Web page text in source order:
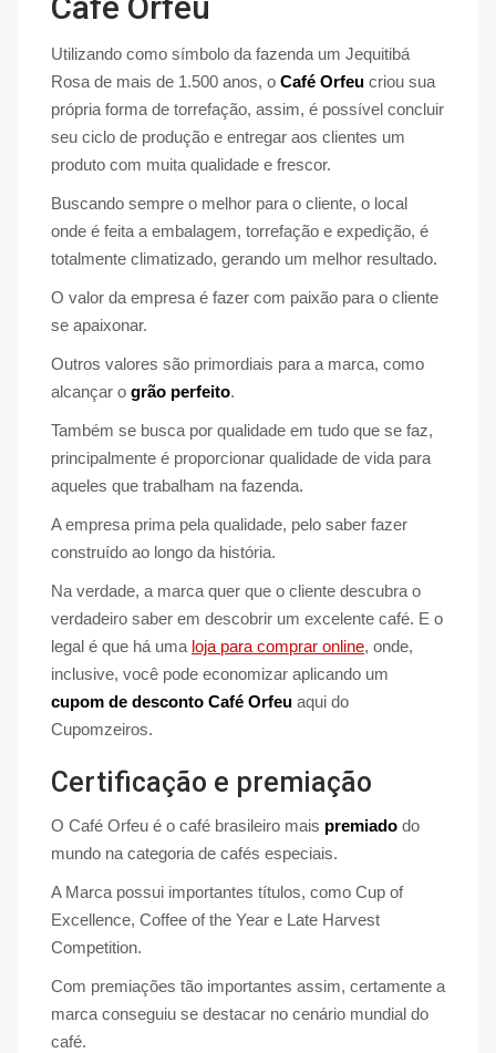
Utilizando como símbolo da fazenda um Jequitibá
Rosa de mais de 1.500 anos, o Café Orfeu criou sua
própria forma de torrefação, assim, é possível concluir
seu ciclo de produção e entregar aos clientes um
produto com muita qualidade e frescor.
Buscando sempre o melhor para o cliente, o local
onde é feita a embalagem, torrefação e expedição, é
totalmente climatizado, gerando um melhor resultado.
O valor da empresa é fazer com paixão para o cliente
se apaixonar.
Outros valores são primordiais para a marca, como
alcançar o grão perfeito.
Também se busca por qualidade em tudo que se faz,
principalmente é proporcionar qualidade de vida para
aqueles que trabalham na fazenda.
A empresa prima pela qualidade, pelo saber fazer
construído ao longo da história.
Na verdade, a marca quer que o cliente descubra o
verdadeiro saber em descobrir um excelente café. E o
legal é que há uma loja para comprar online, onde,
inclusive, você pode economizar aplicando um
cupom de desconto Café Orfeu aqui do
Cupomzeiros.
Certificação e premiação
O Café Orfeu é o café brasileiro mais premiado do
mundo na categoria de cafés especiais.
A Marca possui importantes títulos, como Cup of
Excellence, Coffee of the Year e Late Harvest
Competition.
Com premiações tão importantes assim, certamente a
marca conseguiu se destacar no cenário mundial do
café.